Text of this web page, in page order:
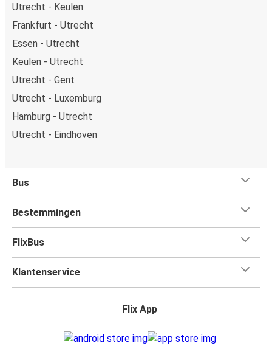
Utrecht - Keulen
Frankfurt - Utrecht
Essen - Utrecht
Keulen - Utrecht
Utrecht - Gent
Utrecht - Luxemburg
Hamburg - Utrecht
Utrecht - Eindhoven
Bus
Bestemmingen
FlixBus
Klantenservice
Flix App